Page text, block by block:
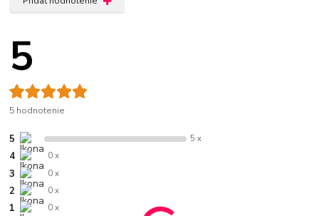
5
5 hodnotenie
5 5 x
4 0 x
3 0 x
2 0 x
1 0 x